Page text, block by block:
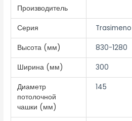
Производитель
Серия Trasimeno
Высота (мм) 830-1280
Ширина (мм) 300
Диаметр
потолочной
чашки (мм)
145